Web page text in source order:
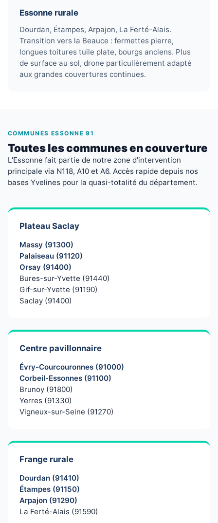
Essonne rurale
Dourdan, Étampes, Arpajon, La Ferté-Alais.
Transition vers la Beauce : fermettes pierre,
longues toitures tuile plate, bourgs anciens. Plus
de surface au sol, drone particulièrement adapté
aux grandes couvertures continues.
COMMUNES ESSONNE 91
Toutes les communes en couverture
L'Essonne fait partie de notre zone d'intervention
principale via N118, A10 et A6. Accès rapide depuis nos
bases Yvelines pour la quasi-totalité du département.
Plateau Saclay
Massy (91300)
Palaiseau (91120)
Orsay (91400)
Bures-sur-Yvette (91440)
Gif-sur-Yvette (91190)
Saclay (91400)
Centre pavillonnaire
Évry-Courcouronnes (91000)
Corbeil-Essonnes (91100)
Brunoy (91800)
Yerres (91330)
Vigneux-sur-Seine (91270)
Frange rurale
Dourdan (91410)
Étampes (91150)
Arpajon (91290)
La Ferté-Alais (91590)